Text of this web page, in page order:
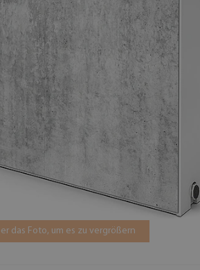
das Foto, um es zu vergrößern